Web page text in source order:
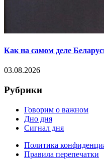
Как на самом деле
03.08.2026
Рубрики
Говорим о важном
Дно дня
Сигнал дня
Политика
Правила перепечатки